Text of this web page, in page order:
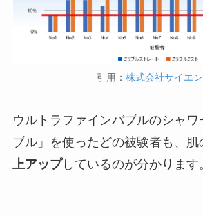
引用： 株式会社サイエ
ウルトラファインバブルのシャワ
ブル」を使ったどの被験者も、肌
上アップしているのが分かります